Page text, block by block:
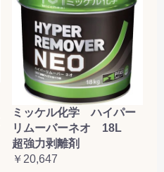
ミッケル化学 ハイパー
リムーバーネオ 18L
超強力剥離剤
￥20,647